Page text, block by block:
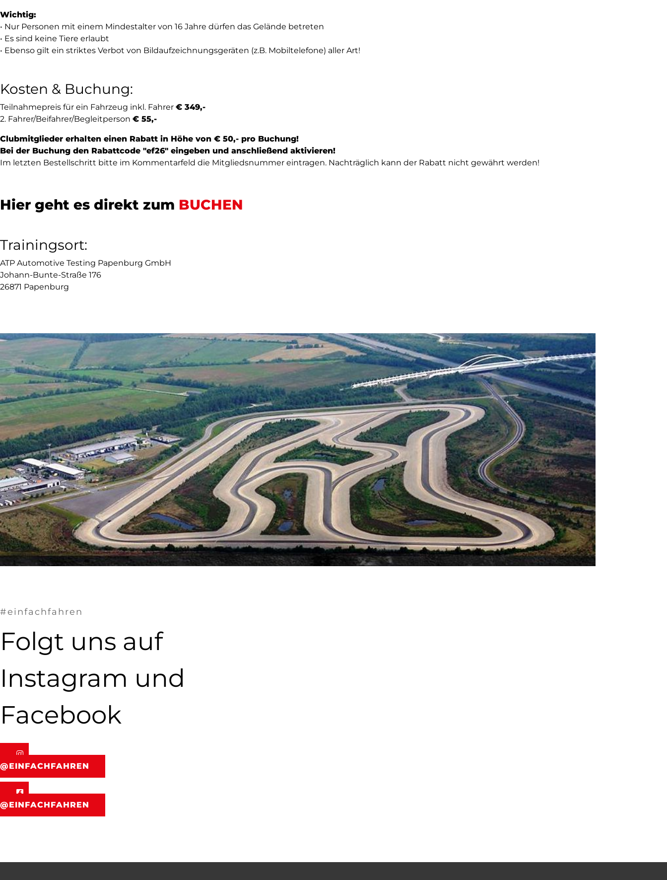
Wichtig:
• Nur Personen mit einem Mindestalter von 16 Jahre dürfen das Gelände betreten
• Es sind keine Tiere erlaubt
• Ebenso gilt ein striktes Verbot von Bildaufzeichnungsgeräten (z.B. Mobiltelefone) aller Art!
Kosten & Buchung:
Teilnahmepreis für ein Fahrzeug inkl. Fahrer € 349,-
2. Fahrer/Beifahrer/Begleitperson € 55,-
Clubmitglieder erhalten einen Rabatt in Höhe von € 50,- pro Buchung!
Bei der Buchung den Rabattcode "ef26" eingeben und anschließend aktivieren!
Im letzten Bestellschritt bitte im Kommentarfeld die Mitgliedsnummer eintragen. Nachträglich kann der Rabatt nicht gewährt werden!
Hier geht es direkt zum BUCHEN
Trainingsort:
ATP Automotive Testing Papenburg GmbH
Johann-Bunte-Straße 176
26871 Papenburg
#einfachfahren
Folgt uns auf
Instagram und
Facebook
@EINFACHFAHREN
@EINFACHFAHREN